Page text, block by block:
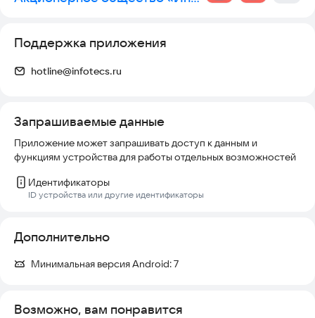
Поддержка приложения
hotline@infotecs.ru
Запрашиваемые данные
Приложение может запрашивать доступ к данным и
функциям устройства для работы отдельных возможностей
Идентификаторы
ID устройства или другие идентификаторы
Дополнительно
Минимальная версия Android:7
Возможно, вам понравится